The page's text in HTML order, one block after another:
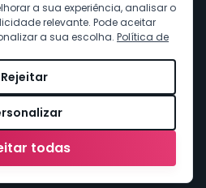
a sua experiência, analisar o
relevante. Pode aceitar
a sua escolha. Política de
Rejeitar
todas